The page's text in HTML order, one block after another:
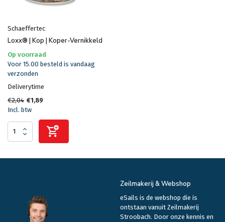
Schaeffertec
Loxx® | Kop | Koper-Vernikkeld
Op voorraad
Voor 15.00 besteld is vandaag
verzonden
Deliverytime
€2,04 €1,89
Incl. btw
Zeilmakerij & Webshop
eSails is de webshop die is
ontstaan vanuit Zeilmakerij
Stroobach. Door onze kennis en